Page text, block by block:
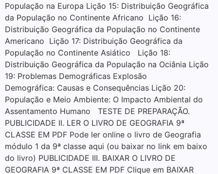
População na Europa Lição 15: Distribuição Geográfica
da População no Continente Africano Lição 16:
Distribuição Geográfica da População no Continente
Americano Lição 17: Distribuição Geográfica da
População no Continente Asiático Lição 18:
Distribuição Geográfica da População na Ociânia Lição
19: Problemas Demográficas Explosão
Demográfica: Causas e Consequências Lição 20:
População e Meio Ambiente: O Impacto Ambiental do
Assentamento Humano TESTE DE PREPARAÇÃO.
PUBLICIDADE II. LER O LIVRO DE GEOGRAFIA 9ª
CLASSE EM PDF Pode ler online o livro de Geografia
módulo 1 da 9ª classe aqui (ou baixar no link em baixo
do livro) PUBLICIDADE III. BAIXAR O LIVRO DE
GEOGRAFIA 9ª CLASSE EM PDF Clique em BAIXAR